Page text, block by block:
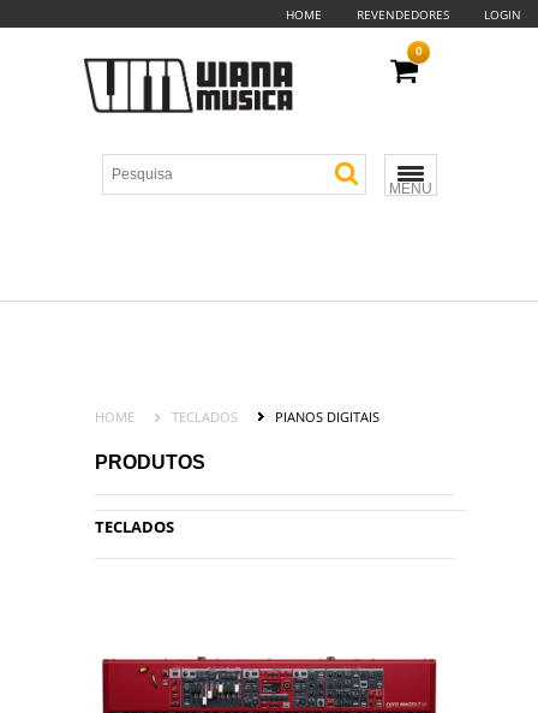
HOME REVENDEDORES LOGIN
MENU
0
HOME TECLADOS PIANOS DIGITAIS
PRODUTOS
TECLADOS